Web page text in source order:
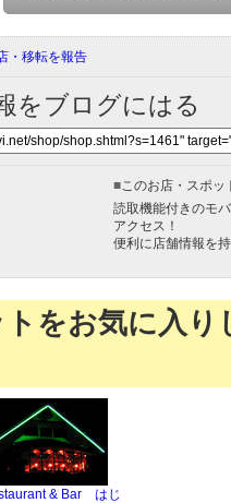
・移転を報告
をブログにはる
■このお店・スポッ
読取機能付きのモ
アクセス！
便利に店舗情報を
をお気に入
& Bar はじ